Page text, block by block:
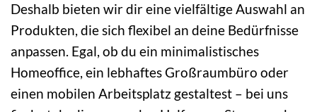
Deshalb bieten wir dir eine vielfältige Auswahl an
Produkten, die sich flexibel an deine Bedürfnisse
anpassen. Egal, ob du ein minimalistisches
Homeoffice, ein lebhaftes Großraumbüro oder
einen mobilen Arbeitsplatz gestaltest – bei uns